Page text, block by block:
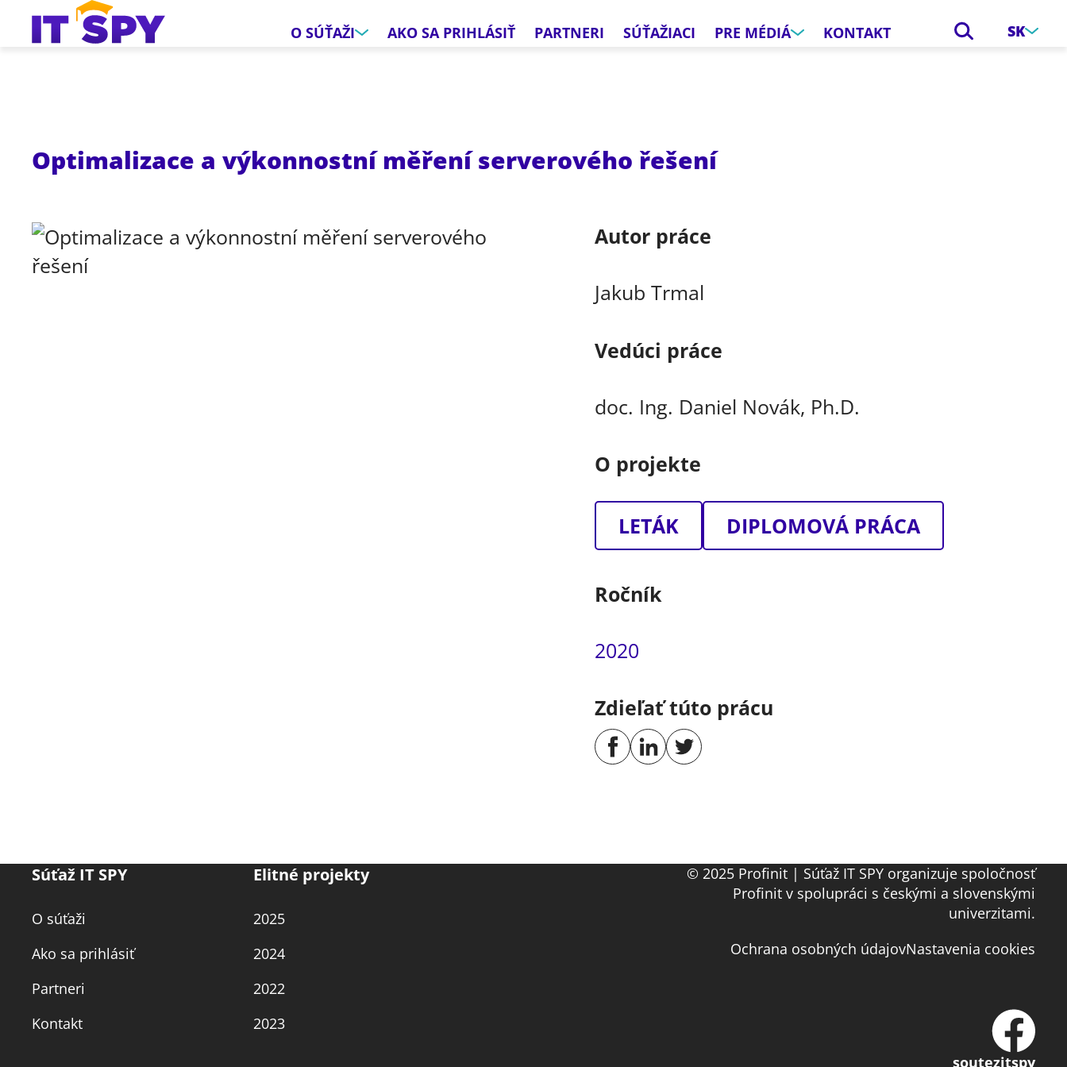
O SÚŤAŽI AKO SA PRIHLÁSIŤ PARTNERI SÚŤAŽIACI PRE MÉDIÁ KONTAKT SK
Optimalizace a výkonnostní měření serverového řešení
Autor práce
Jakub Trmal
Vedúci práce
doc. Ing. Daniel Novák, Ph.D.
O projekte
LETÁK DIPLOMOVÁ PRÁCA
Ročník
2020
Zdieľať túto prácu
Súťaž IT SPY
O súťaži
Ako sa prihlásiť
Partneri
Kontakt
Elitné projekty
2025
2024
2022
2023
© 2025 Profinit | Súťaž IT SPY organizuje spoločnosť
Profinit v spolupráci s českými a slovenskými
univerzitami.
Ochrana osobných údajovNastavenia cookies
soutezitspy